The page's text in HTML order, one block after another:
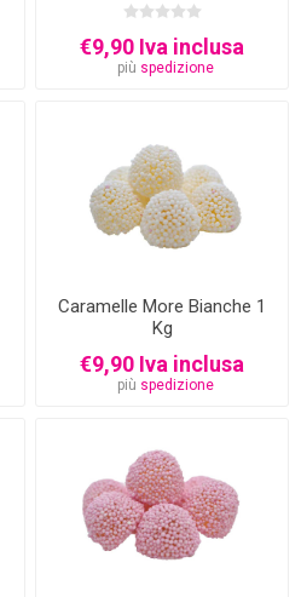
€9,90 Iva inclusa
più spedizione
Caramelle More Bianche 1
Kg
€9,90 Iva inclusa
più spedizione